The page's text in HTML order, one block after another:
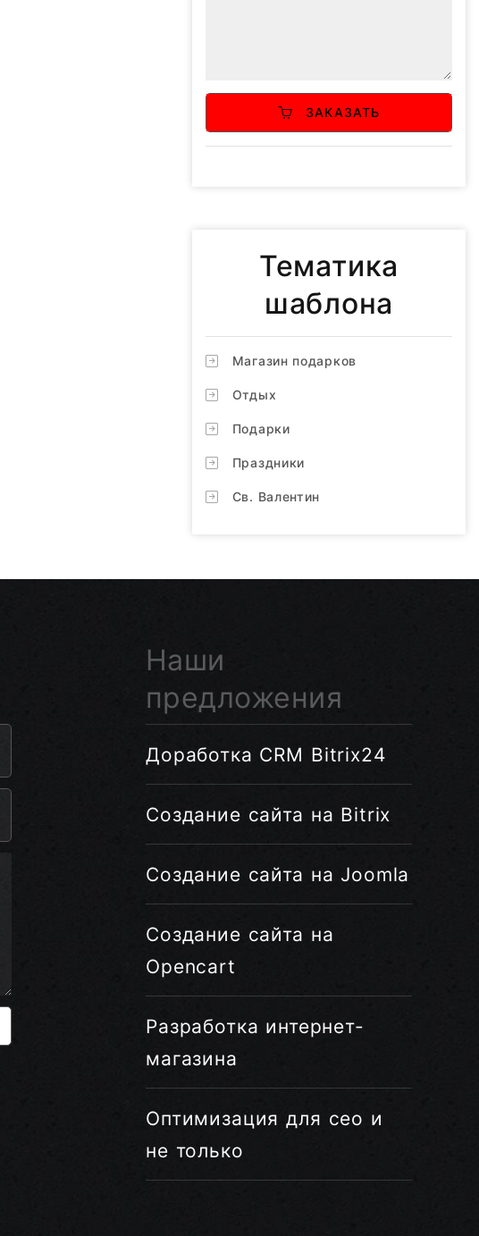
ЗАКАЗАТЬ
Тематика
шаблона
Магазин подарков
Отдых
Подарки
Праздники
Св. Валентин
Наши
предложения
Доработка CRM Bitrix24
Создание сайта на Bitrix
Создание сайта на Joomla
Создание сайта на
Opencart
Разработка интернет-
магазина
Оптимизация для сео и
не только